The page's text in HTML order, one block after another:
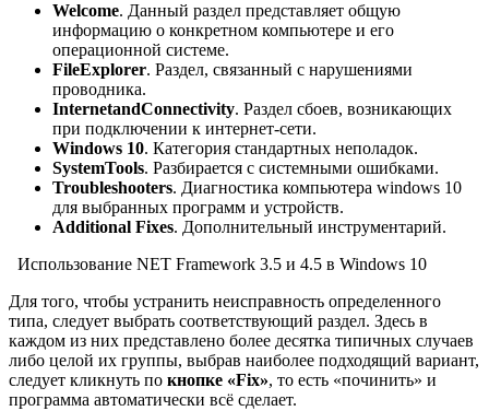
Welcome. Данный раздел представляет общую
информацию о конкретном компьютере и его
операционной системе.
FileExplorer. Раздел, связанный с нарушениями
проводника.
InternetandConnectivity. Раздел сбоев, возникающих
при подключении к интернет-сети.
Windows 10. Категория стандартных неполадок.
SystemTools. Разбирается с системными ошибками.
Troubleshooters. Диагностика компьютера windows 10
для выбранных программ и устройств.
Additional Fixes. Дополнительный инструментарий.
Использование NET Framework 3.5 и 4.5 в Windows 10
Для того, чтобы устранить неисправность определенного
типа, следует выбрать соответствующий раздел. Здесь в
каждом из них представлено более десятка типичных случаев
либо целой их группы, выбрав наиболее подходящий вариант,
следует кликнуть по кнопке «Fix», то есть «починить» и
программа автоматически всё сделает.